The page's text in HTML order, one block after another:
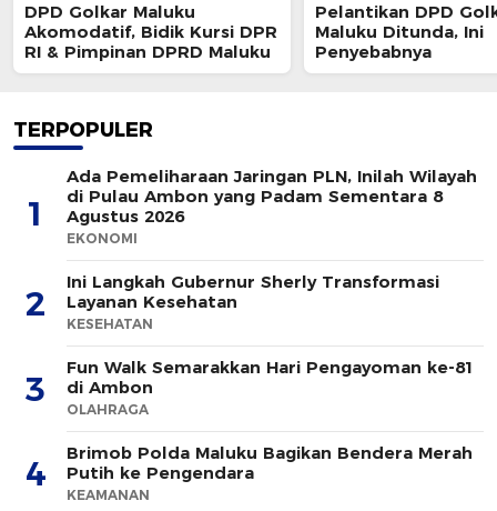
DPD Golkar Maluku
Akomodatif, Bidik Kursi DPR
RI & Pimpinan DPRD Maluku
Pelantikan DPD
Maluku Ditunda, Ini
Penyebabnya
TERPOPULER
1
Ada Pemeliharaan Jaringan PLN, Inilah Wilayah
di Pulau Ambon yang Padam Sementara 8
Agustus 2026
EKONOMI
2
Ini Langkah Gubernur Sherly Transformasi
Layanan Kesehatan
KESEHATAN
3
Fun Walk Semarakkan Hari Pengayoman ke-81
di Ambon
OLAHRAGA
4
Brimob Polda Maluku Bagikan Bendera Merah
Putih ke Pengendara
KEAMANAN